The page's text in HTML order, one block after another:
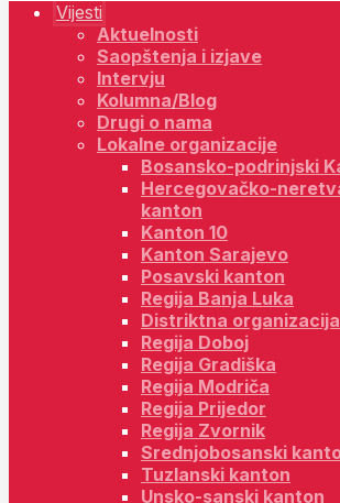
Vijesti
Aktuelnosti
Saopštenja i izjave
Intervju
Kolumna/Blog
Drugi o nama
Lokalne organizacije
Bosansko-podrinjski
Hercegovačko-
kanton
Kanton 10
Kanton Sarajevo
Posavski kanton
Regija Banja Luka
Distriktna
Regija Doboj
Regija Gradiška
Regija Modriča
Regija Prijedor
Regija Zvornik
Srednjobosanski
Tuzlanski kanton
Unsko-sanski kanton